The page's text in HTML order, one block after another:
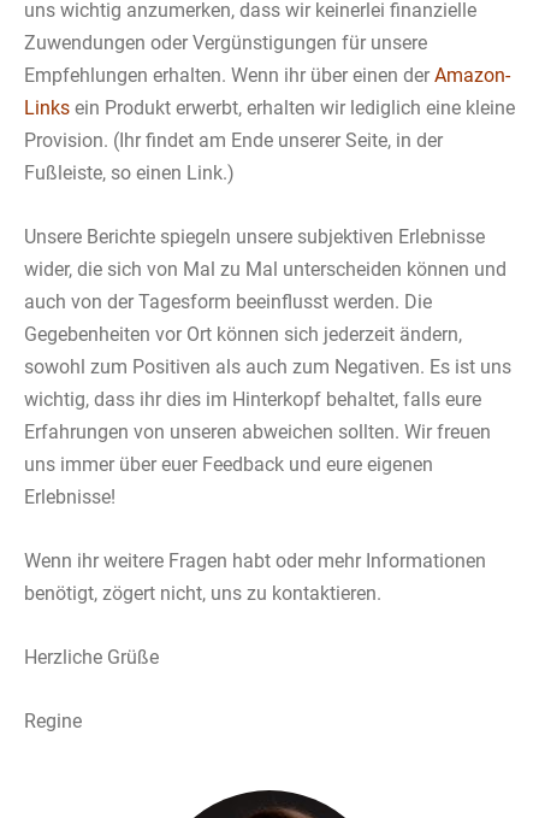
uns wichtig anzumerken, dass wir keinerlei finanzielle
Zuwendungen oder Vergünstigungen für unsere
Empfehlungen erhalten. Wenn ihr über einen der Amazon-
Links ein Produkt erwerbt, erhalten wir lediglich eine kleine
Provision. (Ihr findet am Ende unserer Seite, in der
Fußleiste, so einen Link.)
Unsere Berichte spiegeln unsere subjektiven Erlebnisse
wider, die sich von Mal zu Mal unterscheiden können und
auch von der Tagesform beeinflusst werden. Die
Gegebenheiten vor Ort können sich jederzeit ändern,
sowohl zum Positiven als auch zum Negativen. Es ist uns
wichtig, dass ihr dies im Hinterkopf behaltet, falls eure
Erfahrungen von unseren abweichen sollten. Wir freuen
uns immer über euer Feedback und eure eigenen
Erlebnisse!
Wenn ihr weitere Fragen habt oder mehr Informationen
benötigt, zögert nicht, uns zu kontaktieren.
Herzliche Grüße
Regine